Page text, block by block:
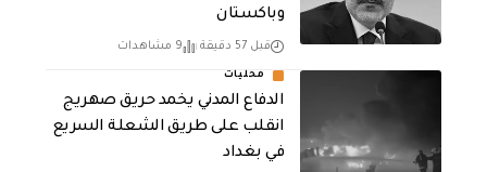
وباكستان
قبل 57 دقيقة 9 مشاهدات
محليات
الدفاع المدني يخمد حريق صهريج
انقلب على طريق الشعلة السريع
في بغداد